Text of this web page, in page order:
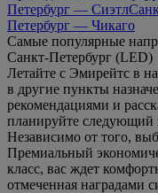
Петербург — Сиэтл
Петербург — Чикаго
Самые популярные
Санкт-Петербург (LED)
Летайте с Эмирейтс в
в другие пункты
рекомендациями и
планируйте следующий
Независимо от того,
Премиальный
класс, вас ждет
отмеченная наградами